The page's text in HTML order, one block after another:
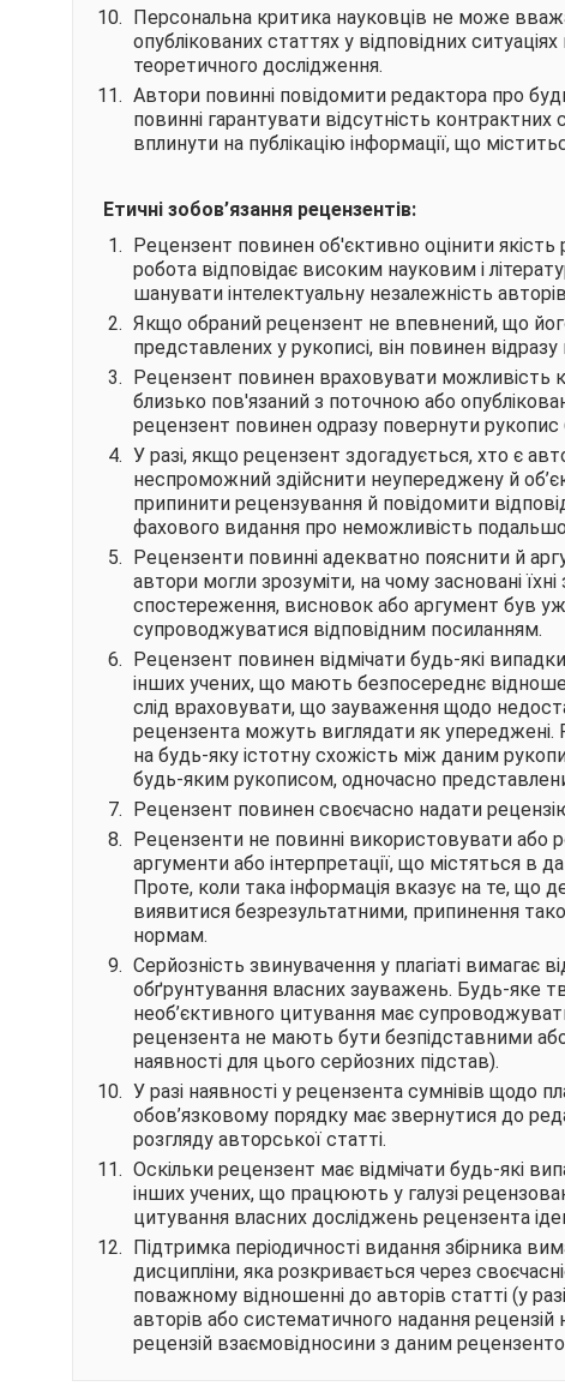
Персональна критика науковців не може
опублікованих статтях у відповідних
теоретичного дослідження.
Автори повинні повідомити редактора про
повинні гарантувати відсутність контрактних
вплинути на публікацію інформації, що
Етичні зобов’язання рецензентів:
Рецензент повинен об'єктивно оцінити
робота відповідає високим науковим і
шанувати інтелектуальну незалежність
Якщо обраний рецензент не впевнений, що
представлених у рукописі, він повинен
Рецензент повинен враховувати можливість
близько пов'язаний з поточною або
рецензент повинен одразу повернути рукопис
У разі, якщо рецензент здогадується, хто є
неспроможний здійснити неупереджену й
припинити рецензування й повідомити
фахового видання про неможливість
Рецензенти повинні адекватно пояснити й
автори могли зрозуміти, на чому засновані
спостереження, висновок або аргумент був
супроводжуватися відповідним посиланням.
Рецензент повинен відмічати будь-які
інших учених, що мають безпосереднє
слід враховувати, що зауваження щодо
рецензента можуть виглядати як
на будь-яку істотну схожість між даним
будь-яким рукописом, одночасно
Рецензент повинен своєчасно надати
Рецензенти не повинні використовувати або
аргументи або інтерпретації, що містяться в
Проте, коли така інформація вказує на те, що
виявитися безрезультатними, припинення
нормам.
Серйозність звинувачення у плагіаті вимагає
обґрунтування власних зауважень. Будь-яке
необ’єктивного цитування має
рецензента не мають бути безпідставними
наявності для цього серйозних підстав).
У разі наявності у рецензента сумнівів щодо
обов’язковому порядку має звернутися до
розгляду авторської статті.
Оскільки рецензент має відмічати будь-які
інших учених, що працюють у галузі
цитування власних досліджень рецензента
Підтримка періодичності видання збірника
дисципліни, яка розкривається через
поважному відношенні до авторів статті (у
авторів або систематичного надання
рецензій взаємовідносини з даним